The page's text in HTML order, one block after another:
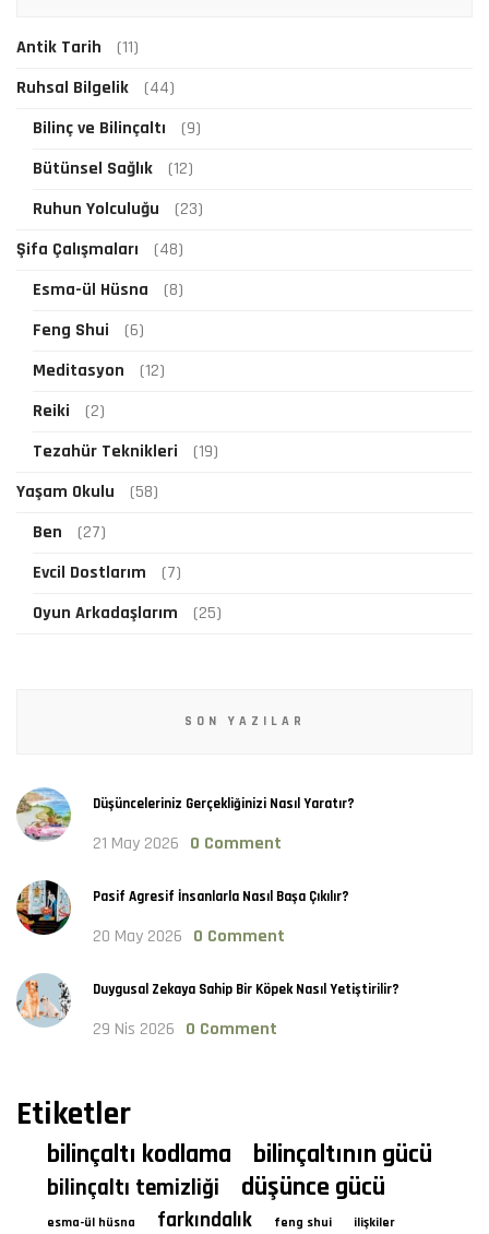
Antik Tarih
(11)
Ruhsal Bilgelik
(44)
Bilinç ve Bilinçaltı
(9)
Bütünsel Sağlık
(12)
Ruhun Yolculuğu
(23)
Şifa Çalışmaları
(48)
Esma-ül Hüsna
(8)
Feng Shui
(6)
Meditasyon
(12)
Reiki
(2)
Tezahür Teknikleri
(19)
Yaşam Okulu
(58)
Ben
(27)
Evcil Dostlarım
(7)
Oyun Arkadaşlarım
(25)
SON YAZILAR
Düşünceleriniz Gerçekliğinizi Nasıl Yaratır?
21 May 2026 0 Comment
Pasif Agresif İnsanlarla Nasıl Başa Çıkılır?
20 May 2026 0 Comment
Duygusal Zekaya Sahip Bir Köpek Nasıl Yetiştirilir?
29 Nis 2026 0 Comment
Etiketler
bilinçaltı kodlama bilinçaltının gücü
bilinçaltı temizliği düşünce gücü
esma-ül hüsna farkındalık feng shui ilişkiler